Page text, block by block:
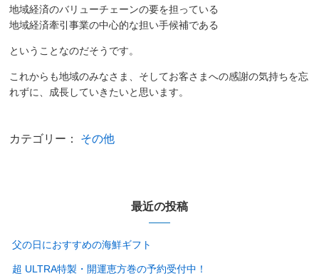
地域経済のバリューチェーンの要を担っている
地域経済牽引事業の中心的な担い手候補である
ということなのだそうです。
これからも地域のみなさま、そしてお客さまへの感謝の気持ちを忘
れずに、成長していきたいと思います。
カテゴリー： その他
最近の投稿
父の日におすすめの海鮮ギフト
超 ULTRA特製・開運恵方巻の予約受付中！